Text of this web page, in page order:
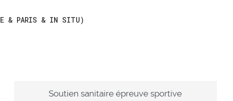
& PARIS & IN SITU)
Soutien sanitaire épreuve sportive